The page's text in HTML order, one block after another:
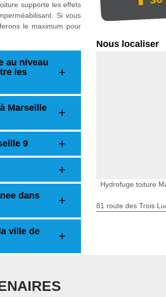
supporte les effets
Si vous
le maximum pour
au niveau
les
Marseille
9
dans
ville de
Nous localiser
Hydrofuge toiture
81 route des Trois